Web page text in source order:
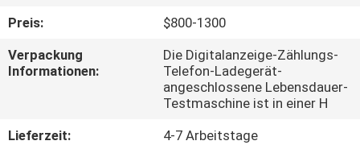
QUALITÄTSKONTROLLE
TRETEN
Preis:
$800-1300
Verpackung
Informationen:
Die Digitalanzeige-Zählungs-
Telefon-Ladegerät-
angeschlossene Lebensdauer-
Testmaschine ist in einer H
Lieferzeit:
4-7 Arbeitstage